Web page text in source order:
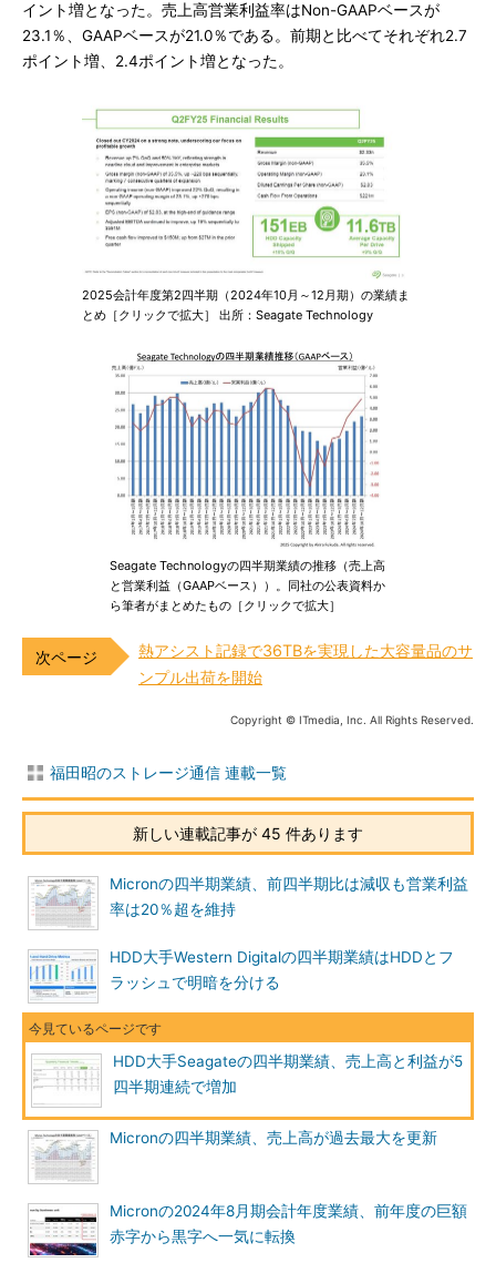
イント増となった。売上高営業利益率はNon-GAAPベースが
23.1％、GAAPベースが21.0％である。前期と比べてそれぞれ2.7
ポイント増、2.4ポイント増となった。
2025会計年度第2四半期（2024年10月～12月期）の業績ま
とめ［クリックで拡大］ 出所：Seagate Technology
Seagate Technologyの四半期業績の推移（売上高
と営業利益（GAAPベース））。同社の公表資料か
ら筆者がまとめたもの［クリックで拡大］
熱アシスト記録で36TBを実現した大容量品のサ
ンプル出荷を開始
Copyright © ITmedia, Inc. All Rights Reserved.
福田昭のストレージ通信 連載一覧
新しい連載記事が 45 件あります
Micronの四半期業績、前四半期比は減収も営業利益
率は20％超を維持
HDD大手Western Digitalの四半期業績はHDDとフ
ラッシュで明暗を分ける
HDD大手Seagateの四半期業績、売上高と利益が5
四半期連続で増加
Micronの四半期業績、売上高が過去最大を更新
Micronの2024年8月期会計年度業績、前年度の巨額
赤字から黒字へ一気に転換